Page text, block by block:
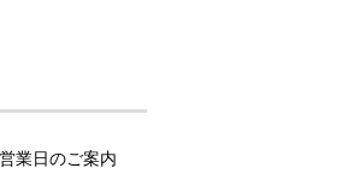
業日のご案内